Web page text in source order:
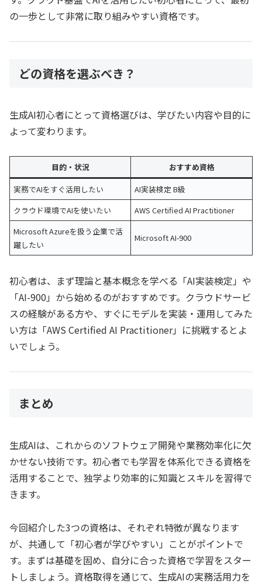
の一歩として非常に取り組みやすい資格です。
どの資格を選ぶべき？
生成AI初心者にとって資格選びは、学びたい内容や目的に
よって変わります。
目的・状況
おすすめ資格
実務でAIをすぐ活用したい
AI実装検定 B級
クラウド環境でAIを使いたい
AWS Certified AI Practitioner
Microsoft Azureを扱う企業で活
躍したい
Microsoft AI-900
初心者は、まず理論と基本概念を学べる「AI実装検定」や
「AI-900」から始めるのがおすすめです。クラウドサービ
スの経験がある方や、すぐにモデルを実装・運用してみた
い方は「AWS Certified AI Practitioner」に挑戦するとよ
いでしょう。
まとめ
生成AIは、これからのソフトウェア開発や業務効率化に欠
かせない技術です。初心者でも学習を体系化できる資格を
活用することで、独学より効率的に知識とスキルを習得で
きます。
今回紹介した3つの資格は、それぞれ特徴が異なります
が、共通して「初心者が学びやすい」ことがポイントで
す。まずは基礎を固め、自分に合った資格で学習をスター
トしましょう。資格取得を通じて、生成AIの実務活用力を